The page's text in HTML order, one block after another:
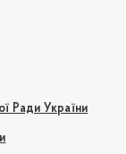
Ради України